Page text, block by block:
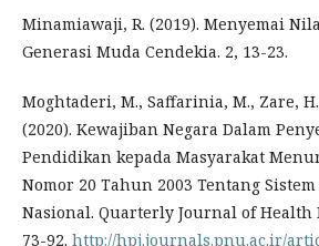
Minamiawaji, R. (2019). Menyemai
Generasi Muda Cendekia. 2, 13-23.
Moghtaderi, M., Saffarinia, M., Zare,
(2020). Kewajiban Negara Dalam
Pendidikan kepada Masyarakat
Nomor 20 Tahun 2003 Tentang
Nasional. Quarterly Journal of Health
73-92. http://hpj.journals.pnu.ac.ir/